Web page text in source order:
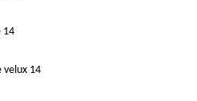
14
velux 14